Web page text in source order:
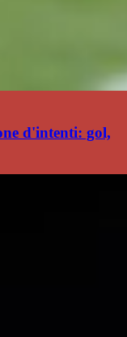
d'intenti: gol,